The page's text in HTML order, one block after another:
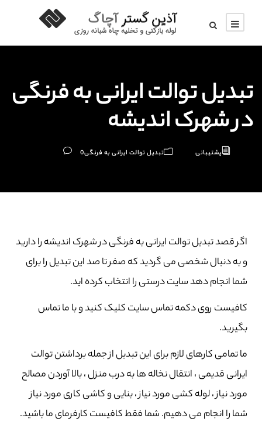
تبدیل توالت ایرانی به فرنگی
در شهرک اندیشه
پشتیبانی تبدیل توالت ایرانی به فرنگی0
اگر قصد تبدیل توالت ایرانی به فرنگی در شهرک اندیشه را دارید
و به دنبال شخصی می گردید که صفر تا صد این تبدیل را برای
شما انجام دهد سایت درستی را انتخاب کرده اید.
کافیست روی دکمه تماس سایت کلیک کنید و با ما تماس
بگیرید.
ما تمامی کارهای لازم برای این تبدیل از جمله برداشتن توالت
ایرانی قدیمی ، انتقال نخاله ها به درب منزل ، بالا آوردن مصالح
مورد نیاز ، لوله کشی مورد نیاز ، بنایی و کاشی کاری مورد نیاز
شما را انجام می دهیم. شما فقط کافیست کارفرمای ما باشید.